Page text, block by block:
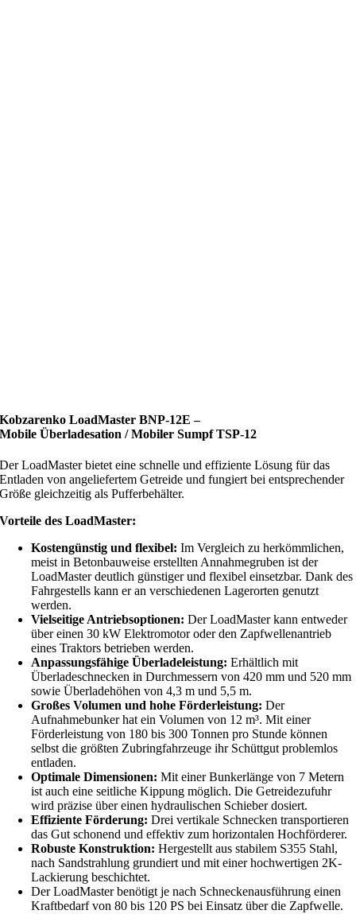
Kobzarenko LoadMaster BNP-12E –
Mobile Überladesation / Mobiler SumpfTSP-12
Der LoadMaster bietet eine schnelle und effiziente Lösung für das
Entladen von angeliefertem Getreide und fungiert bei entsprechender
Größe gleichzeitig als Pufferbehälter.
Vorteile des LoadMaster:
Kostengünstig und flexibel: Im Vergleich zu herkömmlichen,
meist in Betonbauweise erstellten Annahmegruben ist der
LoadMaster deutlich günstiger und flexibel einsetzbar. Dank des
Fahrgestells kann er an verschiedenen Lagerorten genutzt
werden.
Vielseitige Antriebsoptionen: Der LoadMaster kann entweder
über einen 30 kW Elektromotor oder den Zapfwellenantrieb
eines Traktors betrieben werden.
Anpassungsfähige Überladeleistung: Erhältlich mit
Überladeschnecken in Durchmessern von 420 mm und 520 mm
sowie Überladehöhen von 4,3 m und 5,5 m.
Großes Volumen und hohe Förderleistung: Der
Aufnahmebunker hat ein Volumen von 12 m³. Mit einer
Förderleistung von 180 bis 300 Tonnen pro Stunde können
selbst die größten Zubringfahrzeuge ihr Schüttgut problemlos
entladen.
Optimale Dimensionen: Mit einer Bunkerlänge von 7 Metern
ist auch eine seitliche Kippung möglich. Die Getreidezufuhr
wird präzise über einen hydraulischen Schieber dosiert.
Effiziente Förderung: Drei vertikale Schnecken transportieren
das Gut schonend und effektiv zum horizontalen Hochförderer.
Robuste Konstruktion: Hergestellt aus stabilem S355 Stahl,
nach Sandstrahlung grundiert und mit einer hochwertigen 2K-
Lackierung beschichtet.
Der LoadMaster benötigt je nach Schneckenausführung einen
Kraftbedarf von 80 bis 120 PS bei Einsatz über die Zapfwelle.